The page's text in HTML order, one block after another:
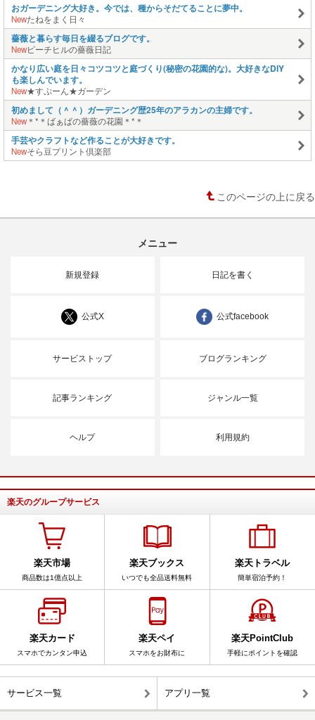
おガーデニング大好き。今では、種からそだてることに夢中。
Newたねをまく日々
薔薇と暮らす毎日を綴るブログです。
Newピーチヒルの薔薇日記
かなり広い庭を日々コツコツと庭づくり(秘密の花園的な)。大好きなDIY
も楽しんでいます。
New★すぷーん★ガーデン
初めまして（＾＾）ガーデニング歴25年のアラカンの主婦です。
New＊*＊ばぁばの薔薇の花園＊*＊
手芸やクラフトなど作ることが大好きです。
Newそら豆プリント倶楽部
このページの上に戻る
メニュー
新規登録 日記を書く
公式X 公式facebook
サービストップ ブログランキング
記事ランキング ジャンル一覧
ヘルプ 利用規約
楽天のグループサービス
楽天市場
商品数は1億点以上
楽天ブックス
いつでも全品送料無料
楽天トラベル
簡単宿泊予約！
楽天カード
スマホでカンタン申込
楽天ペイ
スマホをお財布に
楽天PointClub
手軽にポイントを確認
サービス一覧 アプリ一覧